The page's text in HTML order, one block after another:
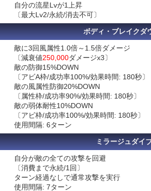
自分の流星Lvが1上昇
〔最大Lv2/永続/消去不可〕
ボディ・ブレイクダ
敵に3回風属性1.0倍～1.5倍ダメージ
〔減衰値250,000ダメージx3〕
敵の防御15%DOWN
〔アビA枠/成功率100%/効果時間: 180秒〕
敵の風属性防御20%DOWN
〔属性枠/成功率90%/効果時間: 180秒〕
敵の弱体耐性10%DOWN
〔アビ枠/成功率100%/効果時間: 180秒〕
使用間隔: 6ターン
ミラージュダイ
自分が敵の全ての攻撃を回避
〔消費まで永続/1回〕
ターン経過なしで通常攻撃を実行
使用間隔: 7ターン